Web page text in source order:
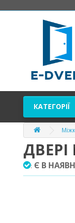
КАТЕГОРІЇ
: Є В